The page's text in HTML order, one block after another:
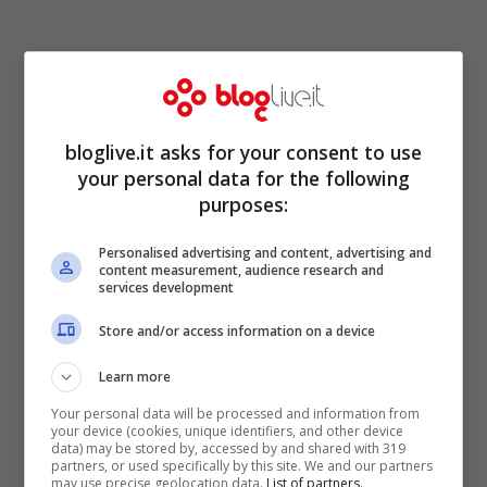
Oggi è una delle fashion blogger più
chiacchierate e cliccate del web.Veronica
, una volta uscita dalle
“dipendenze” della più nota imprenditrice
milanese, Chiara Ferragni ha stabilito già
un record di visibilità sui social e non solo.
Oltre
costantemente suinstagram, il successo
di maggiore prestigio che viaggia su ritmi
bloglive.it asks for your consent to use
your personal data for the following
purposes:
Personalised advertising and content, advertising and
content measurement, audience research and
services development
Store and/or access information on a device
Learn more
Your personal data will be processed and information from
your device (cookies, unique identifiers, and other device
data) may be stored by, accessed by and shared with 319
partners, or used specifically by this site. We and our partners
may use precise geolocation data. List of partners.